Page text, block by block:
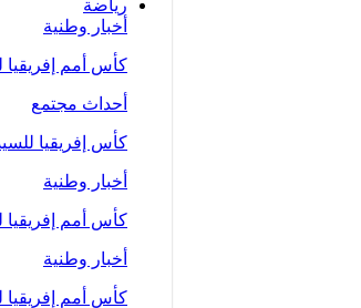
رياضة
أخبار وطنية
كأس أمم إفريقيا
أحداث مجتمع
كأس إفريقيا للسيدات-المغرب 2026.. المنتخب
أخبار وطنية
كأس أمم إفريقيا للسيدات –
أخبار وطنية
كأس أمم إفريقيا للسيدات – المغرب 2026